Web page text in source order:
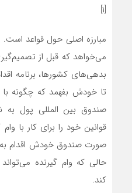
[۱]
مبارزه اصلی حول قواعد
می‌خواهد که قبل از
بدهی‌های کشورها، برنامه
تا خودش بفهمد که چگونه با
صندوق بین المللی پول به
قوانین خود را برای کار با
صورت صندوق خودش اقدام به
حالی که وام گیرنده
کند.